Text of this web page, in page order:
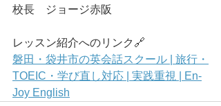
校長　ジョージ赤阪
レッスン紹介へのリンク🔗
磐田・袋井市の英会話スクール | 旅行・
TOEIC・学び直し対応 | 実践重視 | En-
Joy English